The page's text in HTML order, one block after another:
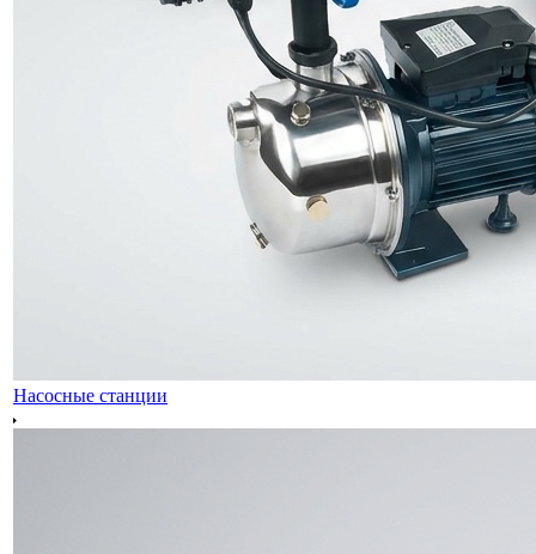
Насосные станции